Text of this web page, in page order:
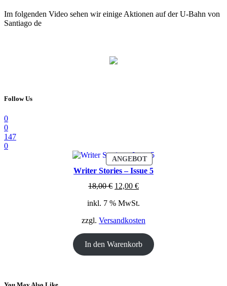
Im folgenden Video sehen wir einige Aktionen auf der U-Bahn von
Santiago de
Follow Us
0
0
147
0
ANGEBOTPRODUKT
IM
ANGEBOT
Writer Stories – Issue 5
18,00€ Ursprünglicher
war:
12,00 €Aktueller
ist:
inkl. 7 % MwSt.
zzgl. Versandkosten
In den Warenkorb